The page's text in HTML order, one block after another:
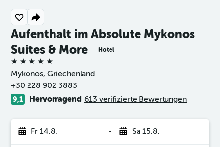
Aufenthalt im Absolute Mykonos
Suites & More
Hotel
5 Sterne
Mykonos, Griechenland
+30 228 902 3883
9,1 Hervorragend 613 verifizierte Bewertungen
Fr 14.8. - Sa 15.8.